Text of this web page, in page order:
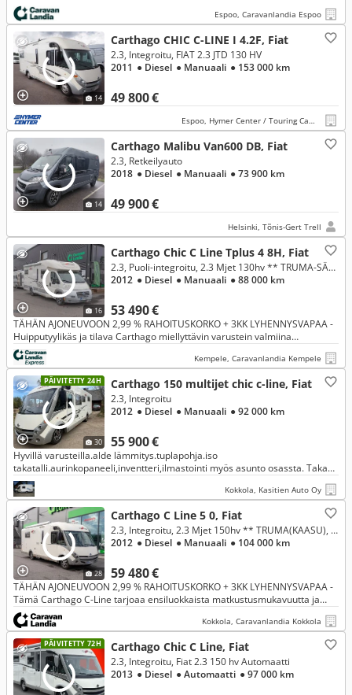
Espoo, Caravanlandia Espoo
14
Carthago CHIC C-LINE I 4.2F, Fiat
49 800 €
2.3, Integroitu, FIAT 2.3 JTD 130 HV
2011 ● Diesel ● Manuaali ● 153 000 km
Espoo, Hymer Center / Touring Camp Oy
14
Carthago Malibu Van600 DB, Fiat
49 900 €
2.3, Retkeilyauto
2018 ● Diesel ● Manuaali ● 73 900 km
Helsinki, Tõnis-Gert Trell
16
Carthago Chic C Line Tplus 4 8H, Fiat
53 490 €
2.3, Puoli-integroitu, 2.3 Mjet 130hv ** TRUMA-SÄHKÖPATRUUNA, ERILLISVUOTEET, SÄHKÖ-HUBBET, 2X ILMASTOINTI **
2012 ● Diesel ● Manuaali ● 88 000 km
TÄHÄN AJONEUVOON 2,99 % RAHOITUSKORKO + 3KK LYHENNYSVAPAA -
Huipputyylikäs ja tilava Carthago miellyttävin varustein valmiina
seikkailuun.
Kempele, Caravanlandia Kempele
PÄIVITETTY 24H
30
Carthago 150 multijet chic c-line, Fiat
55 900 €
2.3, Integroitu
2012 ● Diesel ● Manuaali ● 92 000 km
Hyvillä varusteilla.alde lämmitys.tuplapohja.iso
takatalli.aurinkopaneeli,inventteri,ilmastointi myös asunto osassta. Takana
lisä ilmajouset säädettävät. Lisävalopaneeli.ym
Kokkola, Kasitien Auto Oy
28
Carthago C Line 5 0, Fiat
59 480 €
2.3, Integroitu, 2.3 Mjet 150hv ** TRUMA(KAASU), INVERTTERI+AURINKOPANEELI, HUBBET-LASKUVUODE **
2012 ● Diesel ● Manuaali ● 104 000 km
TÄHÄN AJONEUVOON 2,99 % RAHOITUSKORKO + 3KK LYHENNYSVAPAA -
Tämä Carthago C-Line tarjoaa ensiluokkaista matkustusmukavuutta ja
vapautta, tehden tästä integroidusta premium-luokan autosta täydellisen v
Kokkola, Caravanlandia Kokkola
PÄIVITETTY 72H Carthago Chic C Line, Fiat
2.3, Integroitu, Fiat 2.3 150 hv Automaatti
2013 ● Diesel ● Automaatti ● 97 000 km